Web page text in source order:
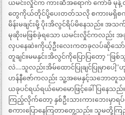
ယမင်းလှိုင်က ကားဆီအရောက် ကော်ဖီ မု
တွေကိုယ်တိုင်ပို့ပေးတတ်သလို စကားမရှိစကား
မိန်းမချင်းမို့ ပိုးအိလွင်ရိပ်မိနေသည်။ အ
မုဆိုးမဖြစ်ခဲ့ရသော ယမင်းလှိုင်ကလည်း
လှပနေဆဲ။ကိုယ့်ဦးလေးကတခုလပ်ဆိုသော်
တူချင်။မမနှင်းအိလွင်ကိုပြောပြတော့ “ဖ
လဲ….သူလည်းအိမ်ထောင်ပြုချင်ပြုမှာပေါ့”
ဟန်နီဇော်ကလည်း သူ့အမေနှင့်သဘော
ယခုပင်ရယ်ရယ်မောမောဖြင့်ခေါ်ပြနေသ
ကြည့်လိုက်တော့ နှစ်ဦးသားကားဘေးမှာရပ်
စကားပြောနေကြတာတွေ့သည်။ သူမတို့က